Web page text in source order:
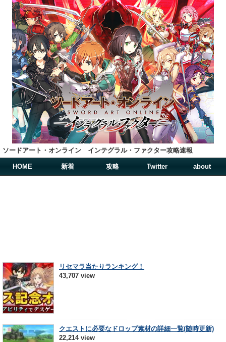
ソードアート・オンライン インテグラル・ファクター攻略速報
HOME 新着 攻略 Twitter about
リセマラ当たりランキング！
43,707 view
クエストに必要なドロップ素材の詳細一覧(随時更新)
22,214 view